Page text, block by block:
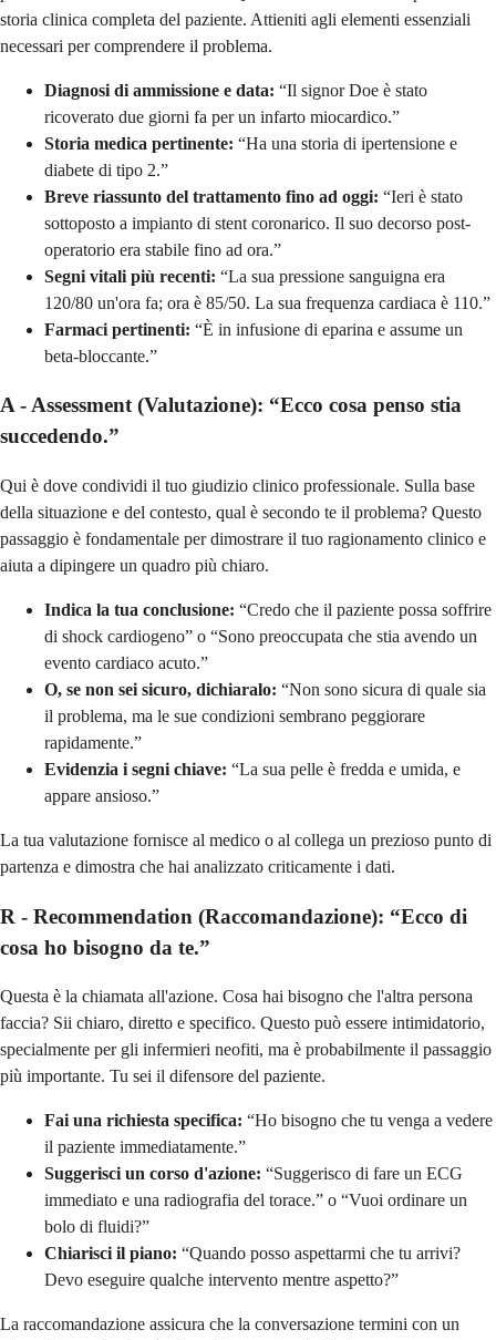
storia clinica completa del paziente. Attieniti agli elementi essenziali
necessari per comprendere il problema.
Diagnosi di ammissione e data: “Il signor Doe è stato
ricoverato due giorni fa per un infarto miocardico.”
Storia medica pertinente: “Ha una storia di ipertensione e
diabete di tipo 2.”
Breve riassunto del trattamento fino ad oggi: “Ieri è stato
sottoposto a impianto di stent coronarico. Il suo decorso post-
operatorio era stabile fino ad ora.”
Segni vitali più recenti: “La sua pressione sanguigna era
120/80 un'ora fa; ora è 85/50. La sua frequenza cardiaca è 110.”
Farmaci pertinenti: “È in infusione di eparina e assume un
beta-bloccante.”
A - Assessment (Valutazione): “Ecco cosa penso stia
succedendo.”
Qui è dove condividi il tuo giudizio clinico professionale. Sulla base
della situazione e del contesto, qual è secondo te il problema? Questo
passaggio è fondamentale per dimostrare il tuo ragionamento clinico e
aiuta a dipingere un quadro più chiaro.
Indica la tua conclusione: “Credo che il paziente possa soffrire
di shock cardiogeno” o “Sono preoccupata che stia avendo un
evento cardiaco acuto.”
O, se non sei sicuro, dichiaralo: “Non sono sicura di quale sia
il problema, ma le sue condizioni sembrano peggiorare
rapidamente.”
Evidenzia i segni chiave: “La sua pelle è fredda e umida, e
appare ansioso.”
La tua valutazione fornisce al medico o al collega un prezioso punto di
partenza e dimostra che hai analizzato criticamente i dati.
R - Recommendation (Raccomandazione): “Ecco di
cosa ho bisogno da te.”
Questa è la chiamata all'azione. Cosa hai bisogno che l'altra persona
faccia? Sii chiaro, diretto e specifico. Questo può essere intimidatorio,
specialmente per gli infermieri neofiti, ma è probabilmente il passaggio
più importante. Tu sei il difensore del paziente.
Fai una richiesta specifica: “Ho bisogno che tu venga a vedere
il paziente immediatamente.”
Suggerisci un corso d'azione: “Suggerisco di fare un ECG
immediato e una radiografia del torace.” o “Vuoi ordinare un
bolo di fluidi?”
Chiarisci il piano: “Quando posso aspettarmi che tu arrivi?
Devo eseguire qualche intervento mentre aspetto?”
La raccomandazione assicura che la conversazione termini con un